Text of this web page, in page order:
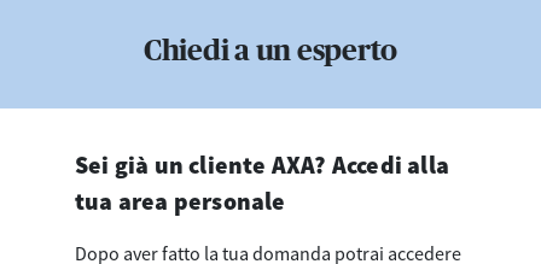
Chiedi a un esperto
Sei già un cliente AXA? Accedi alla
tua area personale
Dopo aver fatto la tua domanda potrai accedere